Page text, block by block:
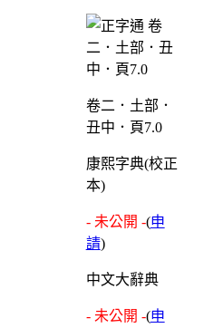
卷二．土部．
丑中．頁7.0
康熙字典(校正
本)
- 未公開 -(申
請)
中文大辭典
- 未公開 -(申